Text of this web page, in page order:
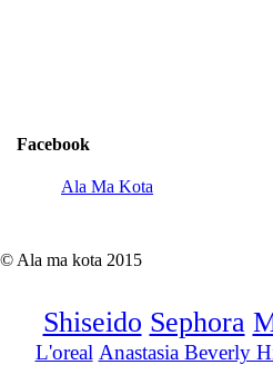
Facebook
Ala Ma Kota
© Ala ma kota 2015
Shiseido Sephora
L'oreal Anastasia Beverly